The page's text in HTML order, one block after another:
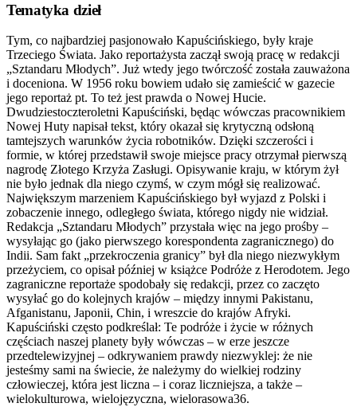
Tematyka dzieł
Tym, co najbardziej pasjonowało Kapuścińskiego, były kraje
Trzeciego Świata. Jako reportażysta zaczął swoją pracę w redakcji
„Sztandaru Młodych”. Już wtedy jego twórczość została zauważona
i doceniona. W 1956 roku bowiem udało się zamieścić w gazecie
jego reportaż pt. To też jest prawda o Nowej Hucie.
Dwudziestoczteroletni Kapuściński, będąc wówczas pracownikiem
Nowej Huty napisał tekst, który okazał się krytyczną odsłoną
tamtejszych warunków życia robotników. Dzięki szczerości i
formie, w której przedstawił swoje miejsce pracy otrzymał pierwszą
nagrodę Złotego Krzyża Zasługi. Opisywanie kraju, w którym żył
nie było jednak dla niego czymś, w czym mógł się realizować.
Największym marzeniem Kapuścińskiego był wyjazd z Polski i
zobaczenie innego, odległego świata, którego nigdy nie widział.
Redakcja „Sztandaru Młodych” przystała więc na jego prośby –
wysyłając go (jako pierwszego korespondenta zagranicznego) do
Indii. Sam fakt „przekroczenia granicy” był dla niego niezwykłym
przeżyciem, co opisał później w książce Podróże z Herodotem. Jego
zagraniczne reportaże spodobały się redakcji, przez co zaczęto
wysyłać go do kolejnych krajów – między innymi Pakistanu,
Afganistanu, Japonii, Chin, i wreszcie do krajów Afryki.
Kapuściński często podkreślał: Te podróże i życie w różnych
częściach naszej planety były wówczas – w erze jeszcze
przedtelewizyjnej – odkrywaniem prawdy niezwyklej: że nie
jesteśmy sami na świecie, że należymy do wielkiej rodziny
człowieczej, która jest liczna – i coraz liczniejsza, a także –
wielokulturowa, wielojęzyczna, wielorasowa36.